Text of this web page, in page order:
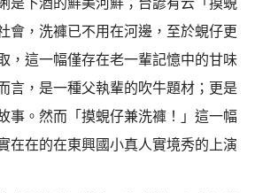
是下酒的鮮美河鮮；台諺有云「摸蜆
會，洗褲已不用在河邊，至於蜆仔更
，這一幅僅存在老一輩記憶中的甘味
言，是一種父執輩的吹牛題材；更是
事。然而「摸蜆仔兼洗褲！」這一幅
在在的在東興國小真人實境秀的上演